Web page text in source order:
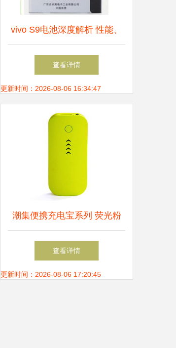
vivo S9电池深度解析 性能、
续航与替换指南
查看详情
更新时间：2026-08-06 16:34:47
潮集便携充电宝系列 荧光粉
绿5600毫安移动电源评测
查看详情
更新时间：2026-08-06 17:20:45